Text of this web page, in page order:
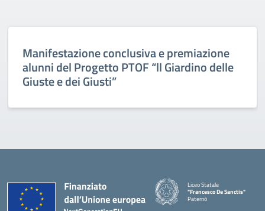
Manifestazione conclusiva e premiazione
alunni del Progetto PTOF “ll Giardino delle
Giuste e dei Giusti”
Liceo Statale
"Francesco De Sanctis"
Paternò